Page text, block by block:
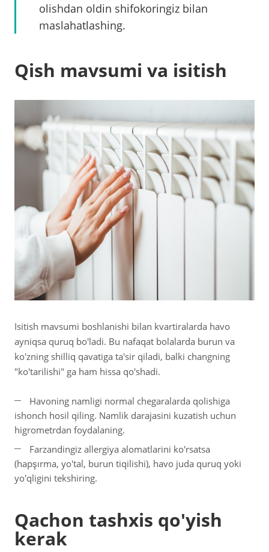
olishdan oldin shifokoringiz bilan
maslahatlashing.
Qish mavsumi va isitish
Isitish mavsumi boshlanishi bilan kvartiralarda havo
ayniqsa quruq bo'ladi. Bu nafaqat bolalarda burun va
ko'zning shilliq qavatiga ta'sir qiladi, balki changning
"ko'tarilishi" ga ham hissa qo'shadi.
Havoning namligi normal chegaralarda qolishiga
ishonch hosil qiling. Namlik darajasini kuzatish uchun
higrometrdan foydalaning.
Farzandingiz allergiya alomatlarini ko'rsatsa
(hapşırma, yo'tal, burun tiqilishi), havo juda quruq yoki
yo'qligini tekshiring.
Qachon tashxis qo'yish
kerak